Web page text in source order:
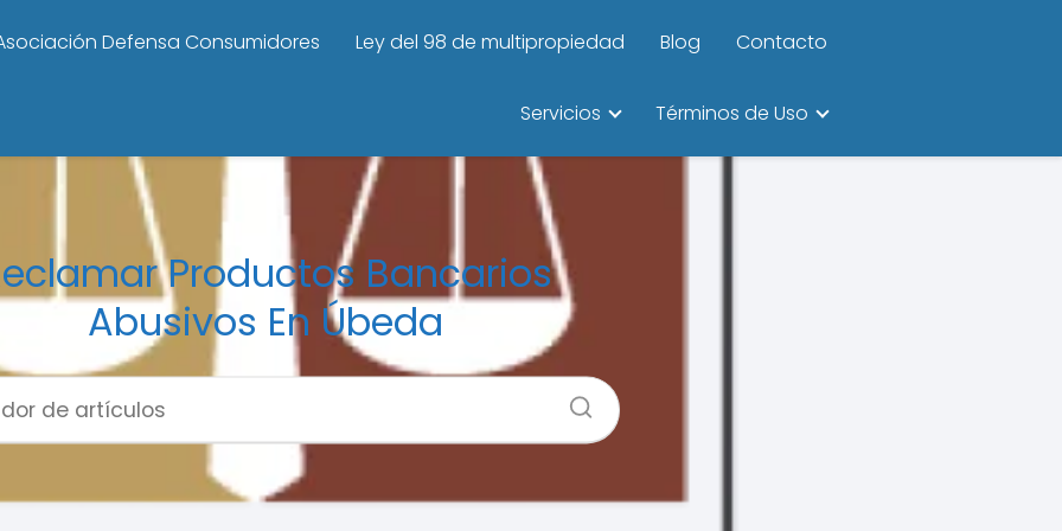
Defensa Consumidores Ley del 98 de multipropiedad Blog Contacto
Servicios Términos de Uso
Productos Bancarios
Abusivos En Úbeda